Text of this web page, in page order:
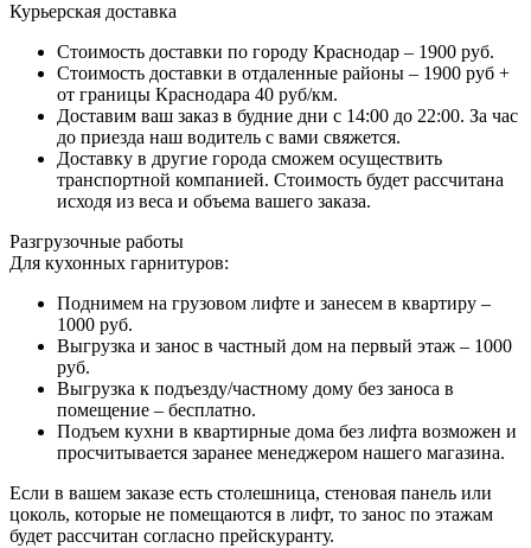
Курьерская доставка
Стоимость доставки по городу Краснодар – 1900 руб.
Стоимость доставки в отдаленные районы – 1900 руб +
от границы Краснодара 40 руб/км.
Доставим ваш заказ в будние дни с 14:00 до 22:00. За час
до приезда наш водитель с вами свяжется.
Доставку в другие города сможем осуществить
транспортной компанией. Стоимость будет рассчитана
исходя из веса и объема вашего заказа.
Разгрузочные работы
Для кухонных гарнитуров:
Поднимем на грузовом лифте и занесем в квартиру –
1000 руб.
Выгрузка и занос в частный дом на первый этаж – 1000
руб.
Выгрузка к подъезду/частному дому без заноса в
помещение – бесплатно.
Подъем кухни в квартирные дома без лифта возможен и
просчитывается заранее менеджером нашего магазина.
Если в вашем заказе есть столешница, стеновая панель или
цоколь, которые не помещаются в лифт, то занос по этажам
будет рассчитан согласно прейскуранту.